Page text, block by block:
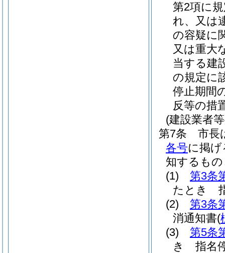
第2項に
れ、又は
の容疑に
又は重大
当する建
の規定に
停止期間
反等の措
(建設業者
第7条
市長
各号に掲げ
知するも
(1)
第3条
たとき
(2)
第3条
消通知書(
(3)
第5条
き 指名